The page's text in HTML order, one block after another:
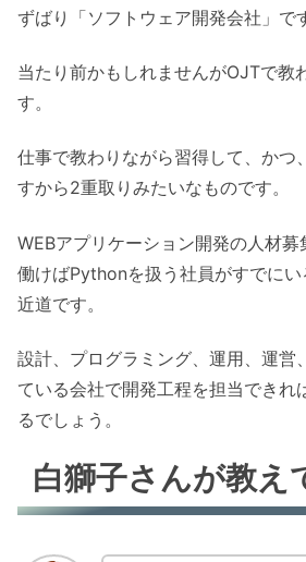
ずばり「ソフトウェア開発会社」で
当たり前かもしれませんがOJTで教
す。
仕事で教わりながら習得して、かつ
すから2重取りみたいなものです。
WEBアプリケーション開発の人材
働けばPythonを扱う社員がすでに
近道です。
設計、プログラミング、運用、運営
ている会社で開発工程を担当できれ
るでしょう。
白獅子さんが教え